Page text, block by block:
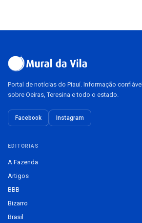
Portal de notícias do Piauí. Informação confiável
sobre Oeiras, Teresina e todo o estado.
Facebook Instagram
EDITORIAS
A Fazenda
Artigos
BBB
Bizarro
Brasil